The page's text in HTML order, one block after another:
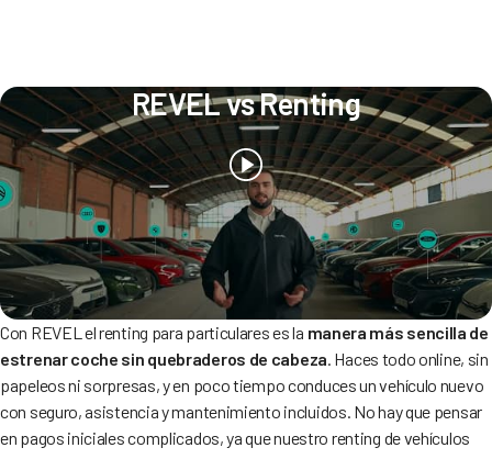
REVEL vs Renting
Con REVEL el renting para particulares es la manera más sencilla de
estrenar coche sin quebraderos de cabeza. Haces todo online, sin
papeleos ni sorpresas, y en poco tiempo conduces un vehículo nuevo
con seguro, asistencia y mantenimiento incluidos. No hay que pensar
en pagos iniciales complicados, ya que nuestro renting de vehículos